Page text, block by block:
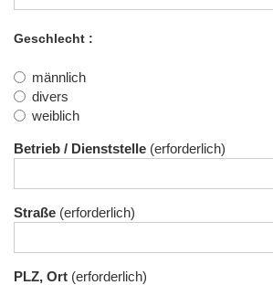
Geschlecht
männlich
divers
weiblich
Betrieb / Dienststelle
Straße
PLZ, Ort